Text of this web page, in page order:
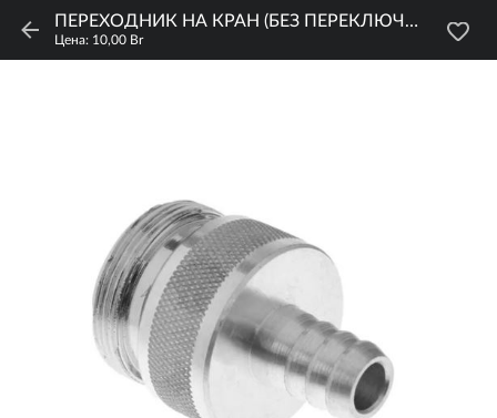
ПЕРЕХОДНИК НА КРАН (БЕЗ ПЕРЕКЛЮЧАТЕЛЯ) 8 ММ
Цена: 10,00 Br